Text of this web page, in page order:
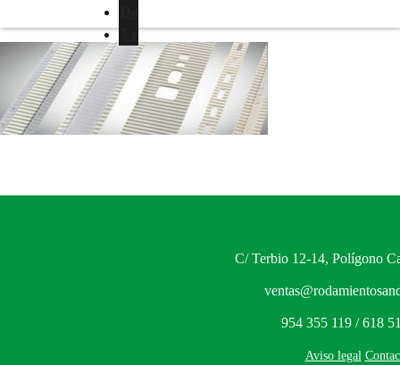
C/ Terbio 12-14, Polígono
954 355 119 / 618
Aviso legal